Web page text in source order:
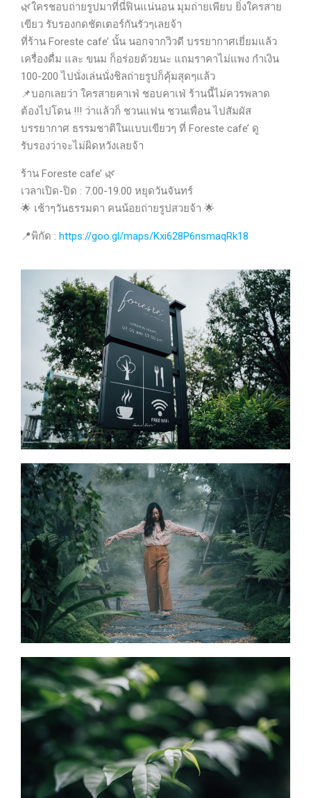
🌿ใครชอบถ่ายรูปมาที่นี่ฟินแน่นอน มุมถ่ายเพียบ ยิ่งใครสาย
เขียว รับรองกดชัตเตอร์กันรัวๆเลยจ้า
ที่ร้าน Foreste cafe’ นั้น นอกจากวิวดี บรรยากาศเยี่ยมแล้ว
เครื่องดื่ม และ ขนม ก็อร่อยด้วยนะ แถมราคาไม่แพง กำเงิน
100-200 ไปนั่งเล่นนั่งชิลถ่ายรูปก็คุ้มสุดๆแล้ว
📌บอกเลยว่า ใครสายคาเฟ่ ชอบคาเฟ่ ร้านนี้ไม่ควรพลาด
ต้องไปโดน !!! ว่าแล้วก็ ชวนแฟน ชวนเพื่อน ไปสัมผัส
บรรยากาศ ธรรมชาติในแบบเขียวๆ ที่ Foreste cafe’ ดู
รับรองว่าจะไม่ผิดหวังเลยจ้า
ร้าน Foreste cafe’ 🌿
เวลาเปิด-ปิด : 7.00-19.00 หยุดวันจันทร์
🌟 เช้าๆวันธรรมดา คนน้อยถ่ายรูปสวยจ้า 🌟
📍พิกัด : https://goo.gl/maps/Kxi628P6nsmaqRk18